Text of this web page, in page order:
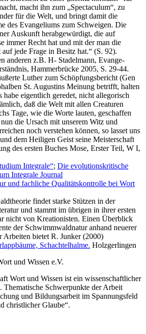
macht ihn zum „Spectaculum“, zu
für die Welt, und bringt damit die
des Evangeliums zum Schweigen. Die
Auskunft herabgewürdigt, die auf
immer Recht hat und mit der man die
jede Frage in Besitz hat.“ (S. 92).
anderen z.B. H- Stadelmann, Evange-
Hammerbrücke 2005, S. 29-44.
Luther zum Schöpfungsbericht (Gen
St. Augustins Meinung betrifft, halten
habe eigentlich geredet, nicht allegorisch
daß die Welt mit allen Creaturen
Tage, wie die Worte lauten, geschaffen
die Ursach mit unserem Witz und
noch verstehen können, so lasset uns
dem Heiligen Geist seine Meisterschaft
des ersten Buches Mose, Erster Teil, W I,
Integrale“; Die evolutionskritische
Integrale Journal
und fachliche Qualitätskontrolle bei Wort
findet starke Stützen in der
und stammt im übrigen in ihrer ersten
nicht von Kreationisten. Einen Überblick
der Schwimmwaldnatur anhand neuerer
Arbeiten bietet R. Junker (2000)
Schachtelhalme. Holzgerlingen
und Wissen e.V.
Wort und Wissen ist ein wissenschaftlicher
Thematische Schwerpunkte der Arbeit
und Bildungsarbeit im Spannungsfeld
christlicher Glaube“.